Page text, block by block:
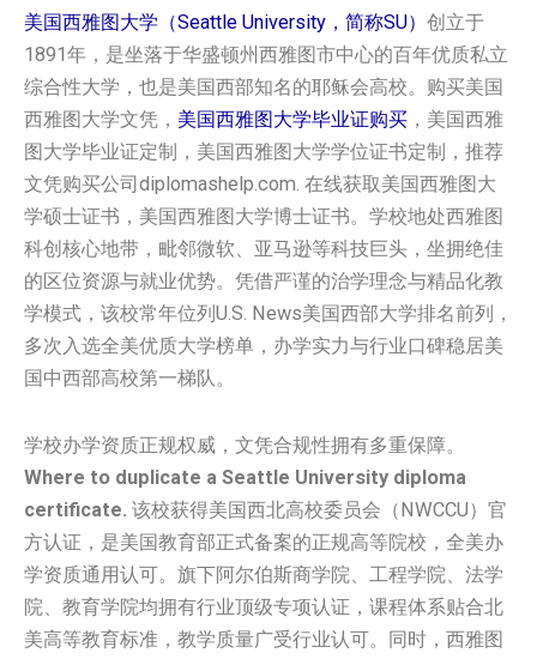
美国西雅图大学（Seattle University，简称SU） 创立于
1891年，是坐落于华盛顿州西雅图市中心的百年优质私立
综合性大学，也是美国西部知名的耶稣会高校。购买美国‌‌‌‌‌
西雅图大学‌‌‌‌‌‌‌‌‌‌‌‌‌‌‌‌‌‌‌‌‌‌‌‌‌‌‌‌‌‌‌‌‌文凭， 美国‌‌‌‌‌西雅图大学‌‌‌‌‌‌‌‌‌‌‌‌‌‌‌‌‌‌‌‌‌‌‌‌‌‌‌‌‌‌‌‌‌毕业证购买 ，美国‌‌‌‌‌西雅
图大学‌‌‌‌‌‌‌‌‌‌‌‌‌‌‌‌‌‌‌‌‌‌‌‌‌‌‌‌‌‌‌‌‌毕业证定制，美国‌‌‌‌‌西雅图大学‌‌‌‌‌‌‌‌‌‌‌‌‌‌‌‌‌‌‌‌‌‌‌‌‌‌‌‌‌‌‌‌‌学位证书定制，推荐
文凭购买公司diplomashelp.com. 在线获取美国‌‌‌‌‌西雅图大
学‌‌‌‌‌‌‌‌‌‌‌‌‌‌‌‌‌‌‌‌‌‌‌‌‌‌‌‌‌‌‌‌‌硕士证书，美国‌‌‌‌‌西雅图大学‌‌‌‌‌‌‌‌‌‌‌‌‌‌‌‌‌‌‌‌‌‌‌‌‌‌‌‌‌‌‌‌‌博士证书。学校地处西雅图
科创核心地带，毗邻微软、亚马逊等科技巨头，坐拥绝佳
的区位资源与就业优势。凭借严谨的治学理念与精品化教
学模式，该校常年位列U.S. News美国西部大学排名前列，
多次入选全美优质大学榜单，办学实力与行业口碑稳居美
国中西部高校第一梯队。
学校办学资质正规权威，文凭合规性拥有多重保障。
Where to duplicate a Seattle University diploma
certificate. 该校获得美国西北高校委员会（NWCCU）官
方认证，是美国教育部正式备案的正规高等院校，全美办
学资质通用认可。旗下阿尔伯斯商学院、工程学院、法学
院、教育学院均拥有行业顶级专项认证，课程体系贴合北
美高等教育标准，教学质量广受行业认可。同时，西雅图